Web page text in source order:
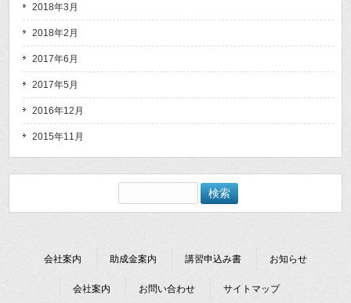
2018年3月
2018年2月
2017年6月
2017年5月
2016年12月
2015年11月
索:
会社案内 助成金案内 講習申込み書 お知らせ
会社案内 お問い合わせ サイトマップ